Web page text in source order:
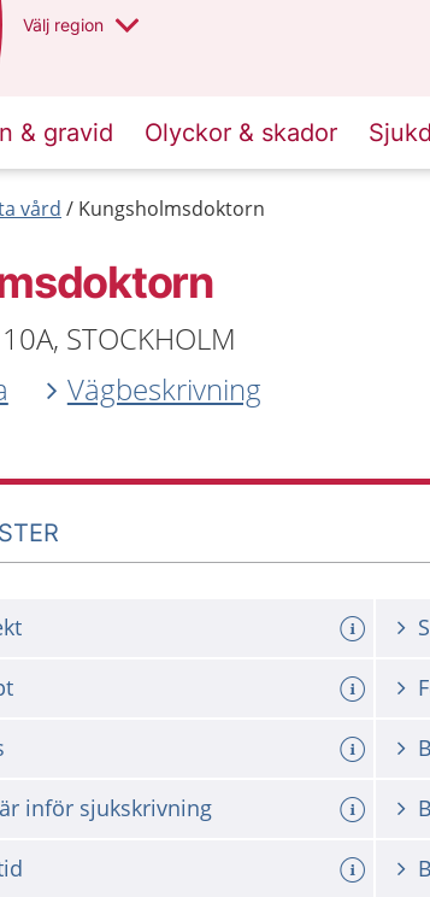
Välj region
& gravid Olyckor & skador
vård Kungsholmsdoktorn
STOCKHOLM
Vägbeskrivning
inför sjukskrivning